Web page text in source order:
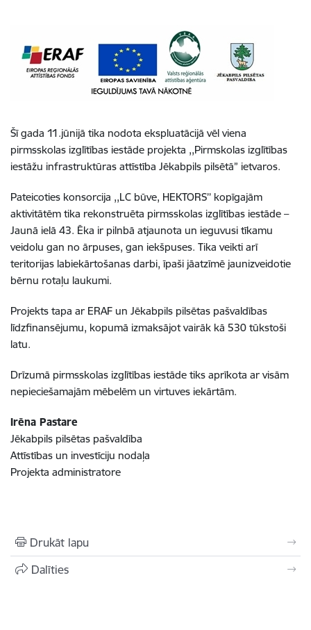
Šī gada 11.jūnijā tika nodota ekspluatācijā vēl viena
pirmsskolas izglītības iestāde projekta ,,Pirmskolas izglītības
iestāžu infrastruktūras attīstība Jēkabpils pilsētā” ietvaros.
Pateicoties konsorcija ,,LC būve, HEKTORS’’ kopīgajām
aktivitātēm tika rekonstruēta pirmsskolas izglītības iestāde –
Jaunā ielā 43. Ēka ir pilnbā atjaunota un ieguvusi tīkamu
veidolu gan no ārpuses, gan iekšpuses. Tika veikti arī
teritorijas labiekārtošanas darbi, īpaši jāatzīmē jaunizveidotie
bērnu rotaļu laukumi.
Projekts tapa ar ERAF un Jēkabpils pilsētas pašvaldības
līdzfinansējumu, kopumā izmaksājot vairāk kā 530 tūkstoši
latu.
Drīzumā pirmsskolas izglītības iestāde tiks aprīkota ar visām
nepieciešamajām mēbelēm un virtuves iekārtām.
Irēna Pastare
Jēkabpils pilsētas pašvaldība
Attīstības un investīciju nodaļa
Projekta administratore
Drukāt lapu
Dalīties